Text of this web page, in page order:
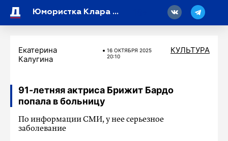
Юмористка Клара Новикова рассказала о своем состоянии
Екатерина
Калугина
16 ОКТЯБРЯ 2025
20:10
КУЛЬТУРА
91-летняя актриса Брижит Бардо
попала в больницу
По информации СМИ, у нее серьезное
заболевание